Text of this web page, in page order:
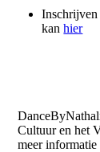
Inschrijven
kanhier
Cultuur en het
meer informatie